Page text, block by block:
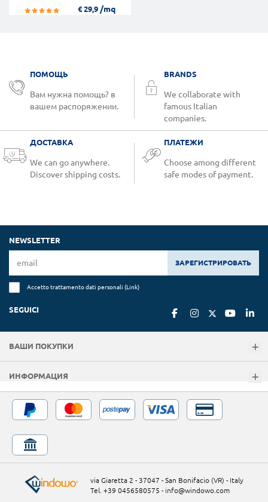
€ 29,9 /mq
ПОМОЩЬ
Вам нужна помощь? в
вашем распоряжении.
BRANDS
We collaborate with
famous Italian
companies.
ДОСТАВКА
We can go anywhere.
Discover shipping costs.
ПЛАТЕЖИ
Choose among different
safe modes of payment.
NEWSLETTER
ЗАРЕГИСТРИРОВАТЬ
Accetto trattamento dati personali (Link)
SEGUICI
ВАШИ ПОКУПКИ
ИНФОРМАЦИЯ
via Giaretta 2 - 37047 - San Bonifacio (VR) - Italy
Tel. +39 0456580575 - info@windowo.com